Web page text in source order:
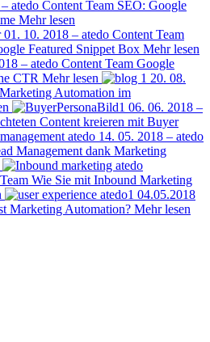
atedo Content Team SEO: Google
Mehr lesen
01. 10. 2018 – atedo Content Team
Featured Snippet Box Mehr lesen
– atedo Content Team Google
CTR Mehr lesen
20. 08.
Marketing Automation im
06. 06. 2018 –
Content kreieren mit Buyer
14. 05. 2018 – atedo
Management dank Marketing
Wie Sie mit Inbound Marketing
04.05.2018
Marketing Automation? Mehr lesen